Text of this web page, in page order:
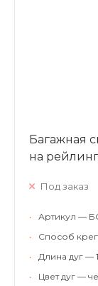
Багажная
на
Под заказ
•
Артикул —
•
Способ
•
Длина дуг —
•
Цвет дуг —